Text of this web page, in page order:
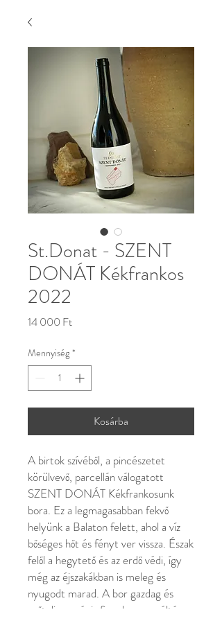
St.Donat - SZENT
DONÁT Kékfrankos
2022
14 000 FtÁr
Mennyiség *
Kosárba
A birtok szívéből, a pincészetet
körülvevő, parcellán válogatott
SZENT DONÁT Kékfrankosunk
bora. Ez a legmagasabban fekvő
helyünk a Balaton felett, ahol a víz
bőséges hőt és fényt ver vissza. Észak
felől a hegytető és az erdő védi, így
még az éjszakákban is meleg és
nyugodt marad. A bor gazdag és
erőteljes, mégis figyelemre méltó